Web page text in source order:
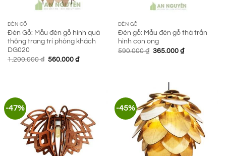
ĐÈN GỖ
Đèn Gỗ: Mẫu đèn gỗ hình quả
thông trang trí phòng khách
DG020
1.200.000₫ Giá
560.000 ₫Giá
ĐÈN GỖ
Đèn gỗ: Mẫu đèn gỗ thả trần
hình con ong
590.000₫ Giá
365.000 ₫Giá
-47% -45%